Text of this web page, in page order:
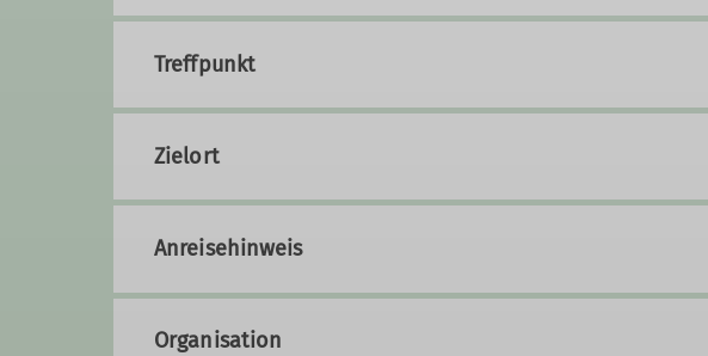
Treffpunkt
Zielort
Anreisehinweis
Organisation